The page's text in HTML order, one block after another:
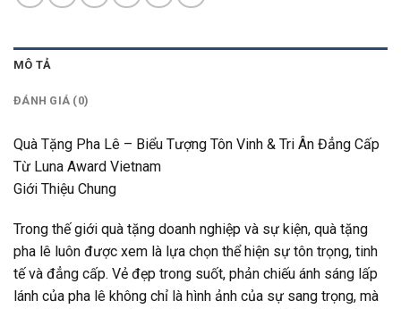
MÔ TẢ
ĐÁNH GIÁ (0)
Quà Tặng Pha Lê – Biểu Tượng Tôn Vinh & Tri Ân Đẳng Cấp
Từ Luna Award Vietnam
Giới Thiệu Chung
Trong thế giới quà tặng doanh nghiệp và sự kiện, quà tặng
pha lê luôn được xem là lựa chọn thể hiện sự tôn trọng, tinh
tế và đẳng cấp. Vẻ đẹp trong suốt, phản chiếu ánh sáng lấp
lánh của pha lê không chỉ là hình ảnh của sự sang trọng, mà